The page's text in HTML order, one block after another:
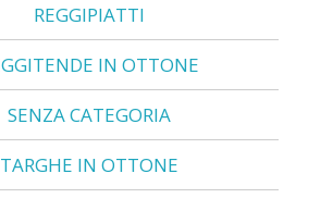
REGGIPIATTI
IN OTTONE
SENZA CATEGORIA
TARGHE IN OTTONE